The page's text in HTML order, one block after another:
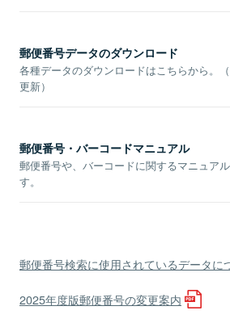
郵便番号データのダウンロード
各種データのダウンロードはこちらから。
更新）
郵便番号・バーコードマニュアル
郵便番号や、バーコードに関するマニュア
す。
郵便番号検索に使用されているデータに
2025年度版郵便番号の変更案内